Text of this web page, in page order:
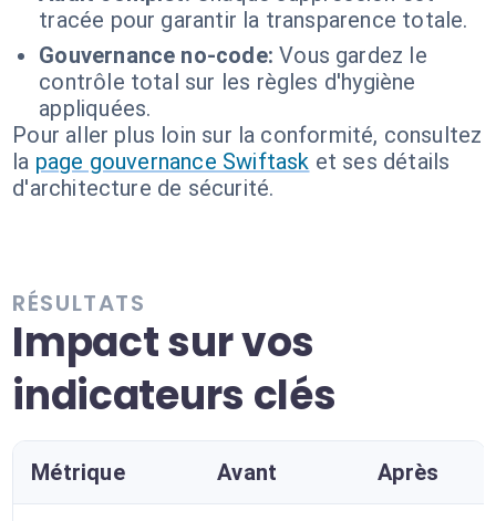
tracée pour garantir la transparence totale.
Gouvernance no-code: Vous gardez le
contrôle total sur les règles d'hygiène
appliquées.
Pour aller plus loin sur la conformité, consultez
la page gouvernance Swiftask et ses détails
d'architecture de sécurité.
RÉSULTATS
Impact sur vos
indicateurs clés
Métrique Avant Après